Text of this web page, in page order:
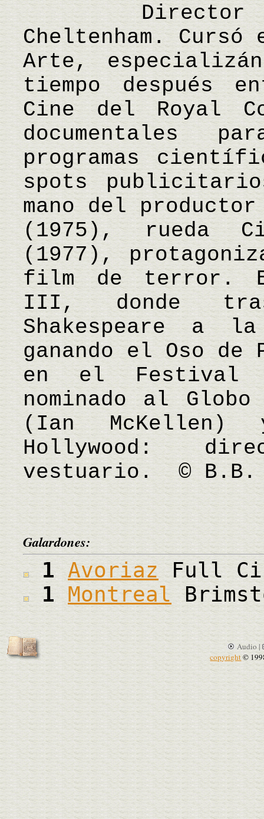
Director
Cheltenham.
Arte,
tiempo después
Cine del Royal
documentales
programas
spots
mano del productor
(1975), rueda
(1977),
film de terror.
III, donde
Shakespeare a
ganando el Oso
en el Festival
nominado al
(Ian
Hollywood:
vestuario. © B.B.
Galardones:
1AvoriazFull
1Montreal
Audio |
copyright©